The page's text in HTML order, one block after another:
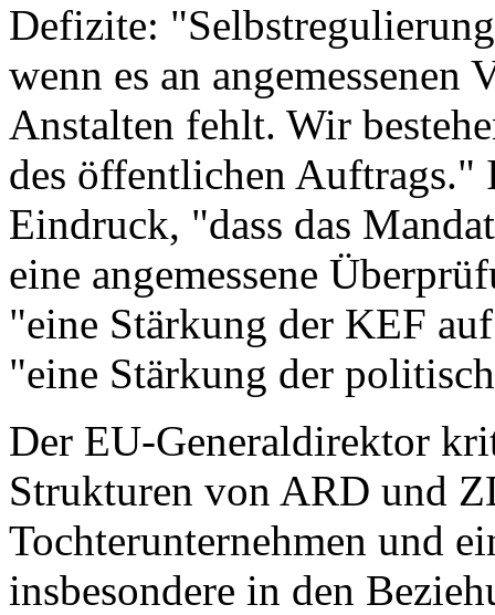
Defizite:
wenn es an
Anstalten fehlt. Wir
des öffentlichen Auftrags."
Eindruck, "dass das
eine angemessene
"eine Stärkung der KEF
"eine Stärkung der
Der EU-Generaldirektor
Strukturen von ARD und
Tochterunternehmen und
insbesondere in den